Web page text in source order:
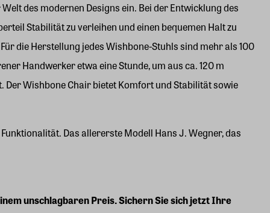
des modernen Designs ein. Bei der Entwicklung des
Stabilität zu verleihen und einen bequemen Halt zu
die Herstellung jedes Wishbone-Stuhls sind mehr als 100
Handwerker etwa eine Stunde, um aus ca. 120 m
Wishbone Chair bietet Komfort und Stabilität sowie
Das allererste Modell Hans J. Wegner, das
unschlagbaren Preis. Sichern Sie sich jetzt Ihre